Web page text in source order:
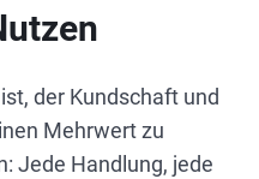
der Kundschaft und
Mehrwert zu
Jede Handlung, jede